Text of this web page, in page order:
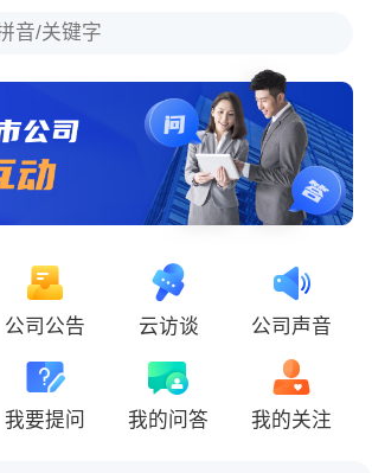
公司公告 云访谈 公司声音
我要提问 我的问答 我的关注